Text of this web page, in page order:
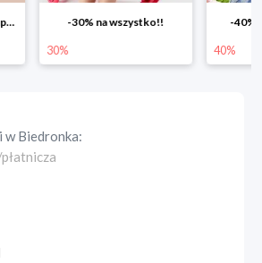
-30% na wszystko!! -40% na drugą
wBiedronka: